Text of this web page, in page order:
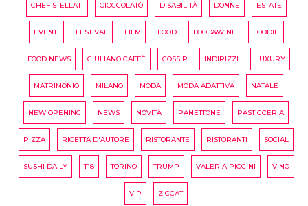
CHEF STELLATI CIOCCOLATÒ DISABILITÀ DONNE ESTATE
EVENTI FESTIVAL FILM FOOD FOOD&WINE FOODIE
FOOD NEWS GIULIANO CAFFÈ GOSSIP INDIRIZZI LUXURY
MATRIMONIO MILANO MODA MODA ADATTIVA NATALE
NEW OPENING NEWS NOVITÀ PANETTONE PASTICCERIA
PIZZA RICETTA D'AUTORE RISTORANTE RISTORANTI SOCIAL
SUSHI DAILY T18 TORINO TRUMP VALERIA PICCINI VINO
VIP ZICCAT